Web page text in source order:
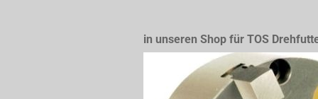
in unseren Shop für TOS